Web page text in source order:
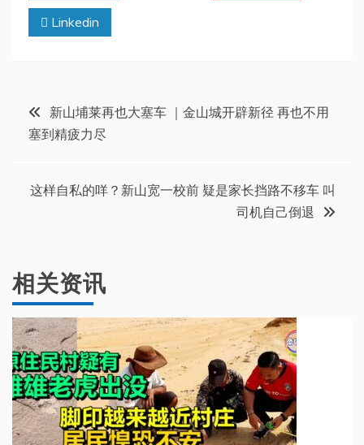
Linkedin
文
章
导
新山埔莱再也大塞车 ｜金山城开辟新径 再也不用
塞到精疲力尽
这样自私的咩？新山宽一校前 疑是家长挡路不移车 叫
司机自己倒退
相关资讯